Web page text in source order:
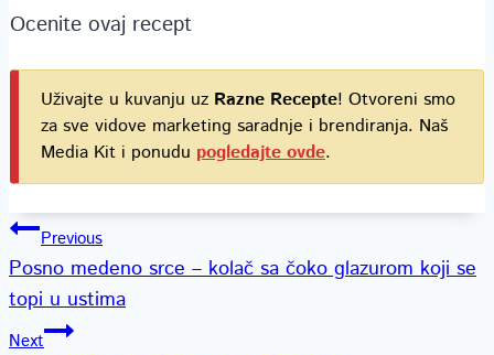
Ocenite ovaj recept
Uživajte u kuvanju uz Razne Recepte! Otvoreni smo
za sve vidove marketing saradnje i brendiranja. Naš
Media Kit i ponudu pogledajte ovde.
Kretanje
članka
Previous
Posno medeno srce – kolač sa čoko glazurom koji se
topi u ustima
Next